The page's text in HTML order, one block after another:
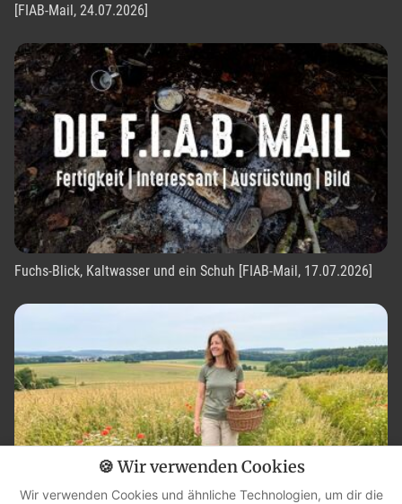
[FIAB-Mail, 24.07.2026]
Fuchs-Blick, Kaltwasser und ein Schuh [FIAB-Mail, 17.07.2026]
🍪 Wir verwenden Cookies
Wir verwenden Cookies und ähnliche Technologien, um dir die